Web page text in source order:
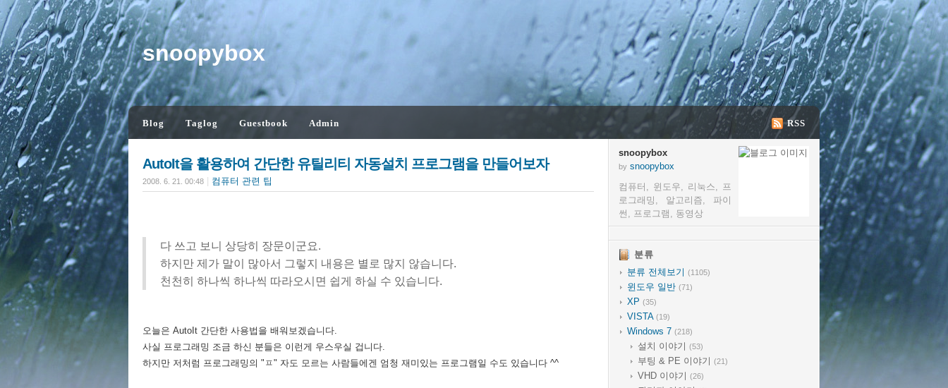
snoopybox
Blog Taglog Guestbook Admin RSS
AutoIt을 활용하여 간단한 유틸리티 자동설치 프로그램을 만들어보자
2008. 6. 21. 00:48 컴퓨터 관련 팁
다 쓰고 보니 상당히 장문이군요.
하지만 제가 말이 많아서 그렇지 내용은 별로 많지 않습니다.
천천히 하나씩 하나씩 따라오시면 쉽게 하실 수 있습니다.
오늘은 AutoIt 간단한 사용법을 배워보겠습니다.
사실 프로그래밍 조금 하신 분들은 이런게 우스우실 겁니다.
하지만 저처럼 프로그래밍의 "ㅍ" 자도 모르는 사람들에겐 엄청 재미있는 프로그램일 수도 있습니다 ^^
snoopybox
by snoopybox
컴퓨터, 윈도우, 리눅스, 프
로그래밍, 알고리즘, 파이
썬, 프로그램, 동영상
분류
분류
분류 전체보기 (1105)
윈도우 일반 (71)
XP (35)
VISTA (19)
Windows 7 (218)
설치 이야기 (53)
부팅 & PE 이야기 (21)
VHD 이야기 (26)